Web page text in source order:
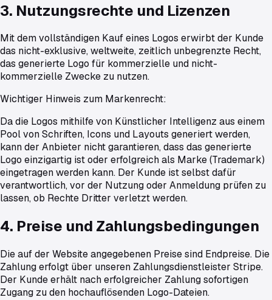
3. Nutzungsrechte und Lizenzen
Mit dem vollständigen Kauf eines Logos erwirbt der Kunde
das nicht-exklusive, weltweite, zeitlich unbegrenzte Recht,
das generierte Logo für kommerzielle und nicht-
kommerzielle Zwecke zu nutzen.
Wichtiger Hinweis zum Markenrecht:
Da die Logos mithilfe von Künstlicher Intelligenz aus einem
Pool von Schriften, Icons und Layouts generiert werden,
kann der Anbieter nicht garantieren, dass das generierte
Logo einzigartig ist oder erfolgreich als Marke (Trademark)
eingetragen werden kann. Der Kunde ist selbst dafür
verantwortlich, vor der Nutzung oder Anmeldung prüfen zu
lassen, ob Rechte Dritter verletzt werden.
4. Preise und Zahlungsbedingungen
Die auf der Website angegebenen Preise sind Endpreise. Die
Zahlung erfolgt über unseren Zahlungsdienstleister Stripe.
Der Kunde erhält nach erfolgreicher Zahlung sofortigen
Zugang zu den hochauflösenden Logo-Dateien.